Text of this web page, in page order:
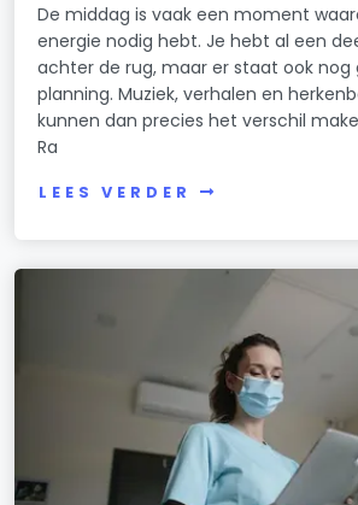
De middag is vaak een moment
energie nodig hebt. Je hebt al een
achter de rug, maar er staat ook nog
planning. Muziek, verhalen en
kunnen dan precies het verschil
Ra
LEES VERDER